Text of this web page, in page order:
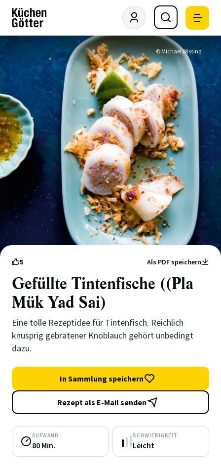
© Michael Wissing
5 Als PDF speichern
Gefüllte Tintenfische ((Pla
Mük Yad Sai)
Eine tolle Rezeptidee für Tintenfisch. Reichlich
knusprig gebratener Knoblauch gehört unbedingt
dazu.
In Sammlung speichern
Rezept als E-Mail senden
AUFWAND
80 Min.
SCHWIERIGKEIT
Leicht